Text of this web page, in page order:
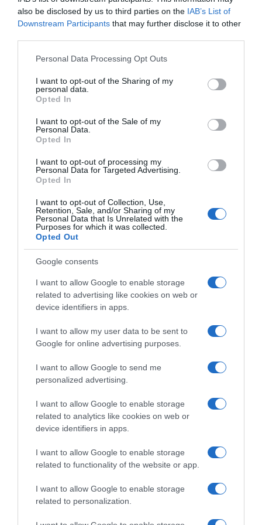
also be disclosed by us to third parties on the IAB’s List of
Downstream Participants that may further disclose it to other
Please note that this website/app uses one or more Google
not limited to your visit or usage behaviour. You may click to
grant or deny consent to Google and its third-party tags to
use your data for below specified purposes in below Google
consent section.
Personal Data Processing Opt Outs
I want to opt-out of the Sharing of my
personal data.
Opted In
I want to opt-out of the Sale of my
Personal Data.
Opted In
I want to opt-out of processing my
Personal Data for Targeted Advertising.
Opted In
I want to opt-out of Collection, Use,
Retention, Sale, and/or Sharing of my
Personal Data that Is Unrelated with the
Purposes for which it was collected.
Opted Out
Google consents
I want to allow Google to enable storage
related to advertising like cookies on web or
device identifiers in apps.
I want to allow my user data to be sent to
Google for online advertising purposes.
I want to allow Google to send me
personalized advertising.
I want to allow Google to enable storage
related to analytics like cookies on web or
device identifiers in apps.
I want to allow Google to enable storage
related to functionality of the website or app.
I want to allow Google to enable storage
related to personalization.
dobijete čvrsti šaum. Zatim kuhačom ili špatulom umiješajte
mljevene lješnjake i škrobno brašno. Smjesu ravnomjerno
rasporedite u okrugli kalup promjera 26 ili 24 cm obložen papirom
za pečenje (namastite i papir) i pecite na 200 C 15 min. Ponovite
Neka se ohlade.
vanilijom. Gussnell umutite s malo mlijeka i dodajte žumanjcima,
a ostatak mlijeka zakuhajte. Kad provrije, vrelo mlijeko izlijte u
laganu vatru dok ne zgusne. Podijelite ju na 2 jednaka dijela, u
jedan dio dodajte Lino ladu nougat, u drugi bijelu. Pokrijte
prozirnom folijom i pustite da se ohladi.3. Maslac (omekšali)
izmiksajte, polovicu dodajte svjetloj smjesi, polovicu tamnoj.
Vrhnje izmiksajte u šlag bez dodavanja šećera.4. Pri slaganju,
svaku koru lagano možete pošpricati smjesom kave i ruma.
Nemojte pretjerivati jer su kore nježne same po sebi i omeknut će
kora itd. dok ne potrošite materijal. Završite s korom, a malo
svjetle kreme si ostavite za premazivanje cijele torte.